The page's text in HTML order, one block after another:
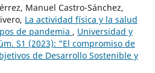
Manuel Castro-Sánchez,
La actividad física y la salud
de pandemia , Universidad y
S1 (2023): "El compromiso de
de Desarrollo Sostenible y